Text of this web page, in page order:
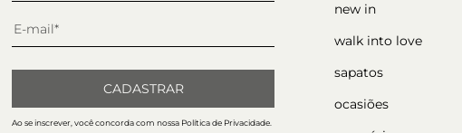
CADASTRAR
Ao se inscrever, você concorda com nossa Política de Privacidade.
new in
walk into love
sapatos
ocasiões